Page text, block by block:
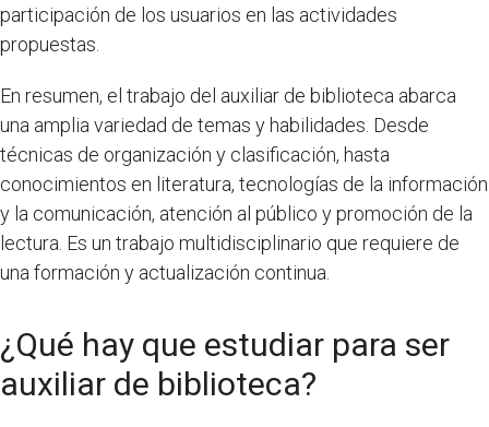
participación de los usuarios en las actividades
propuestas.
En resumen, el trabajo del auxiliar de biblioteca abarca
una amplia variedad de temas y habilidades. Desde
técnicas de organización y clasificación, hasta
conocimientos en literatura, tecnologías de la información
y la comunicación, atención al público y promoción de la
lectura. Es un trabajo multidisciplinario que requiere de
una formación y actualización continua.
¿Qué hay que estudiar para ser
auxiliar de biblioteca?